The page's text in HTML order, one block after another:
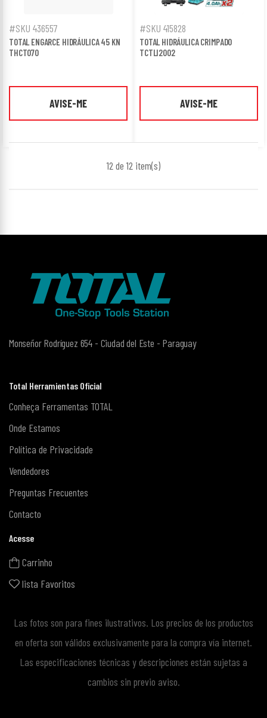
#SKU 436557
TOTAL ENGARCE HIDRÁULICA 45 KN
THCT070
AVISE-ME
#SKU 415828
TOTAL HIDRÁULICA CRIMPADO
TCTLI2002
AVISE-ME
12 de 12 item(s)
Monseñor Rodríguez 654 - Ciudad del Este - Paraguay
Total Herramientas Oficial
Conheça Ferramentas TOTAL
Onde Estamos
Política de Privacidade
Vendedores
Preguntas Frecuentes
Contacto
Acesse
Carrinho
lista Favoritos
Las fotos son para fines ilustrativos. Los precios de los productos
en oferta son válidos exclusivamente para la compra vía internet.
Las especificaciones técnicas y descripciones están sujetas a
cambios sin previo aviso.